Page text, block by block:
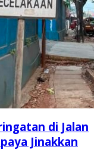
di Jalan
Jinakkan